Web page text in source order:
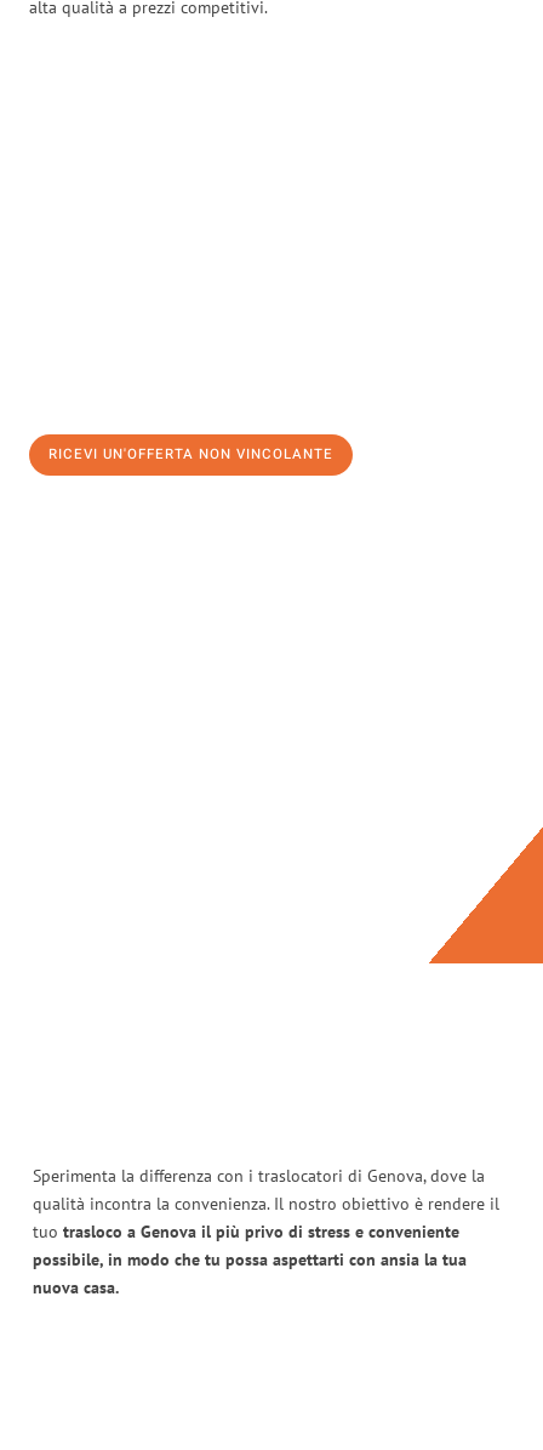
alta qualità a prezzi competitivi.
RICEVI UN'OFFERTA NON VINCOLANTE
Sperimenta la differenza con i traslocatori di Genova, dove la
qualità incontra la convenienza. Il nostro obiettivo è rendere il
tuo trasloco a Genova il più privo di stress e conveniente
possibile, in modo che tu possa aspettarti con ansia la tua
nuova casa.